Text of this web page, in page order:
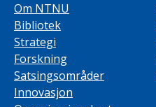
Om NTNU
Bibliotek
Strategi
Forskning
Satsingsområder
Innovasjon